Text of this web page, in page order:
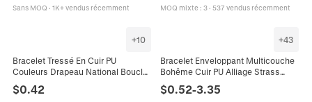
Sans MOQ · 1K+ vendus récemment MOQ mixte: 3· 537 vendus récemment
+10
Bracelet Tressé En Cuir PU
Couleurs Drapeau National Boucle
Alliage Bijoux Décontractés
Unisexe
$0.42
+43
Bracelet Enveloppant Multicouche
Bohême Cuir PU Alliage Strass
Blessed Croix Cœur Arbre De Vie
Fermoir Magnétique Femmes
$0.52-3.35